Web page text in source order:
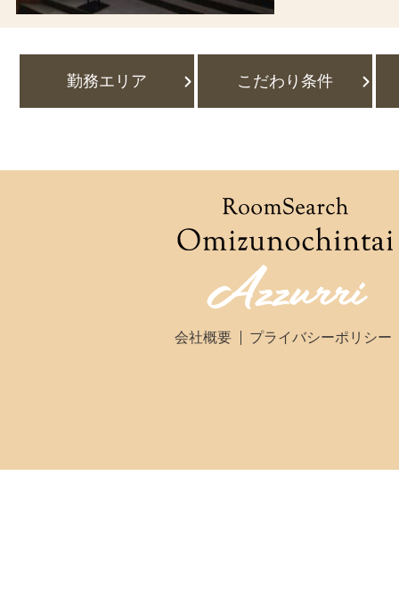
勤務エリア こだわり条件
会社概要 プライバシーポリシー